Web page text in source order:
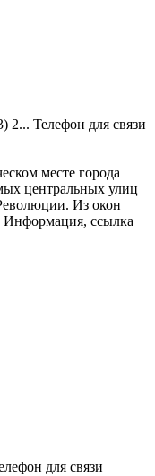
2... Телефон для связи
месте города
центральных улиц
Из окон
Информация, ссылка
для связи